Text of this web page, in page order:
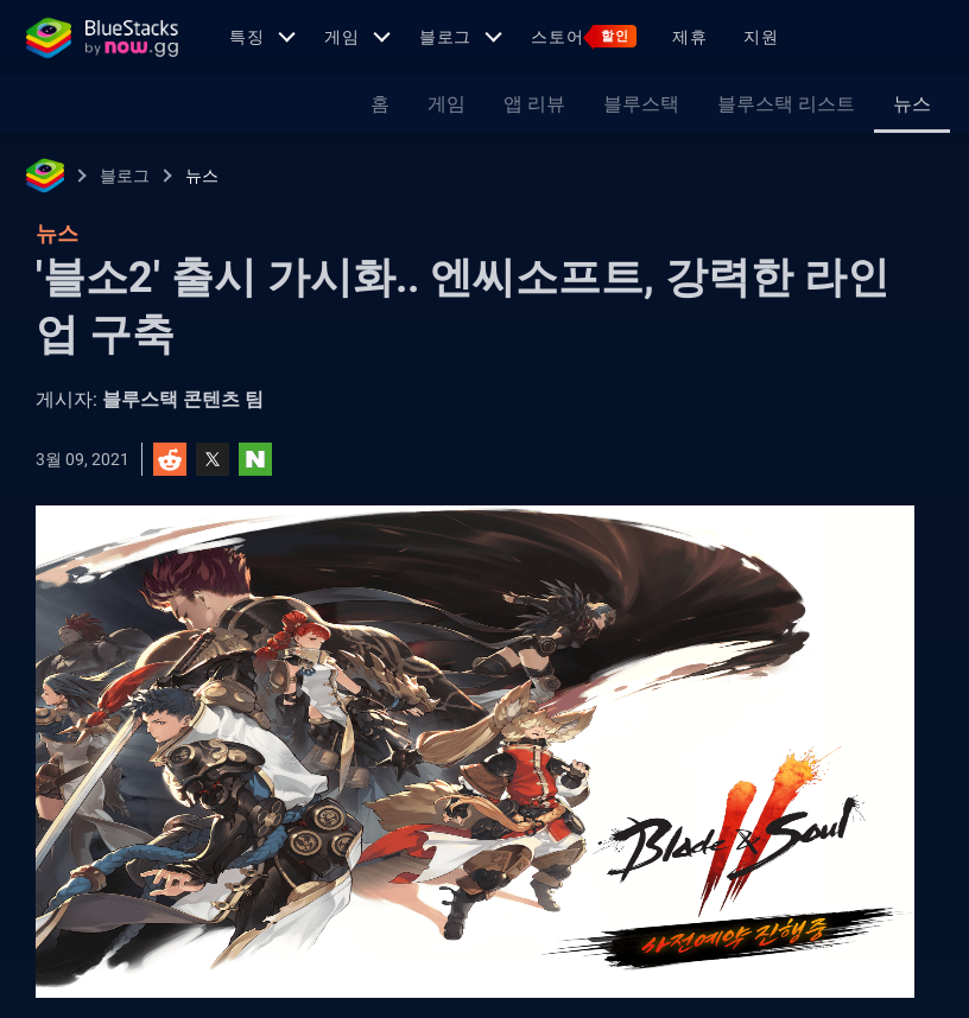
특징 게임 블로그 스토어 할인 제휴 지원
홈 게임 앱 리뷰 블루스택 블루스택 리스트 뉴스
블로그 뉴스
뉴스
'블소2' 출시 가시화.. 엔씨소프트, 강력한 라인
업 구축
게시자: 블루스택 콘텐츠 팀
3월 09, 2021